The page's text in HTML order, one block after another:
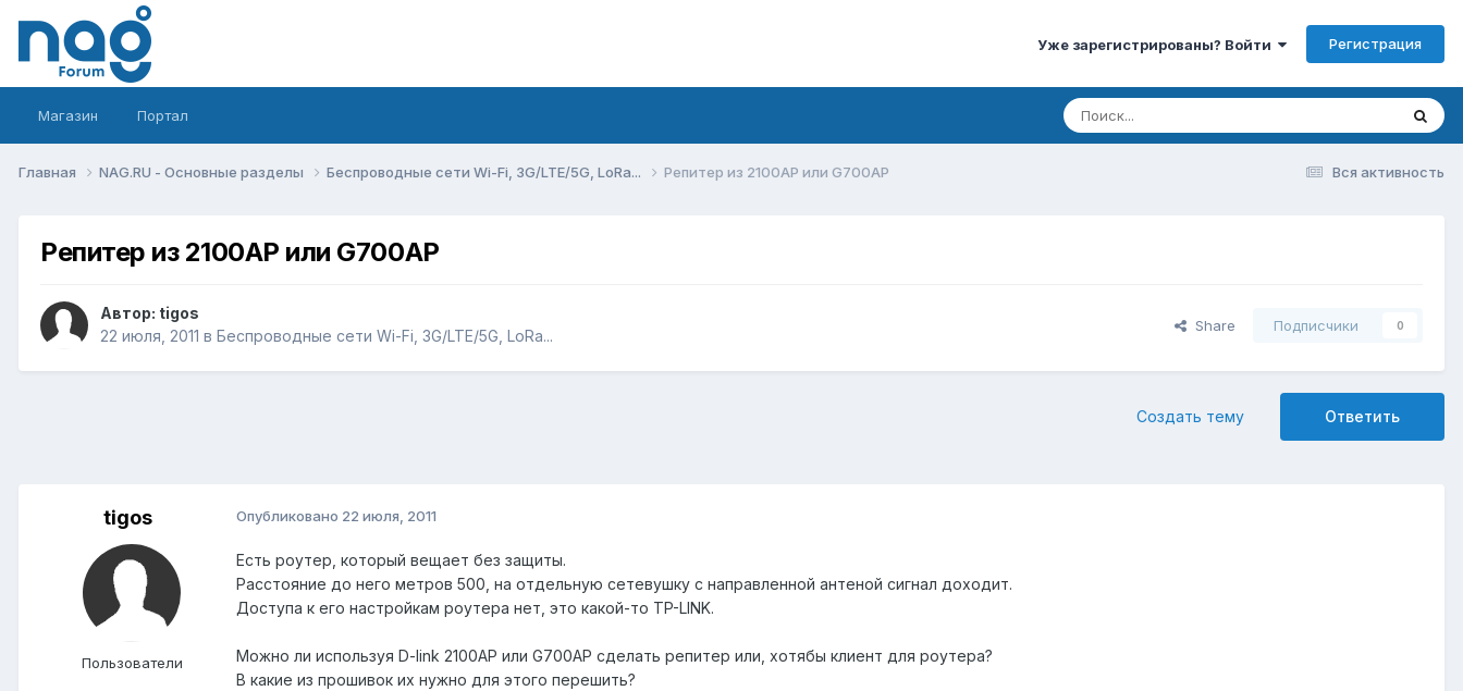
Уже зарегистрированы? Войти Регистрация
Магазин Портал
Вся активность
Главная NAG.RU - Основные разделы Беспроводные сети Wi-Fi, 3G/LTE/5G, LoRa... Репитер из 2100AP или G700AP
Репитер из 2100AP или G700AP
Автор: tigos
22 июля, 2011 в Беспроводные сети Wi-Fi, 3G/LTE/5G, LoRa...
Share Подписчики 0
Ответить
Создать тему
tigos
Пользователи
Опубликовано 22 июля, 2011
Есть роутер, который вещает без защиты.
Расстояние до него метров 500, на отдельную сетевушку с направленной антеной сигнал доходит.
Доступа к его настройкам роутера нет, это какой-то TP-LINK.
Можно ли используя D-link 2100AP или G700AP сделать репитер или, хотябы клиент для роутера?
В какие из прошивок их нужно для этого перешить?